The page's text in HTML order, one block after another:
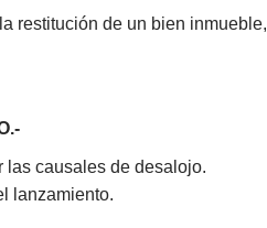
restitución de un bien inmueble,
las causales de desalojo.
lanzamiento.